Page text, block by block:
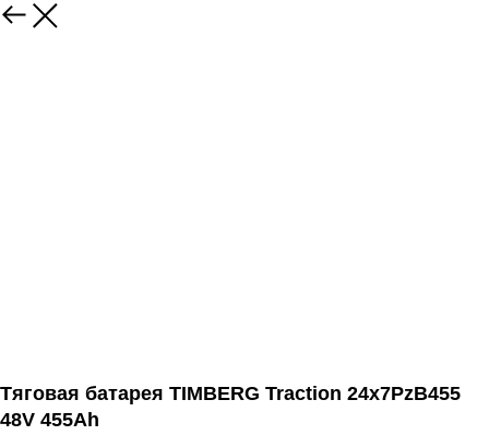
Тяговая батарея TIMBERG Traction 24x7PzB455
48V 455Ah